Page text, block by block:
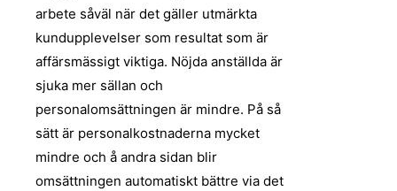
arbete såväl när det gäller utmärkta
kundupplevelser som resultat som är
affärsmässigt viktiga. Nöjda anställda är
sjuka mer sällan och
personalomsättningen är mindre. På så
sätt är personalkostnaderna mycket
mindre och å andra sidan blir
omsättningen automatiskt bättre via det